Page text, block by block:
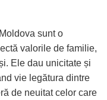
sunt o
valorile de familie,
Ele dau unicitate și
vie legătura dintre
de neuitat celor care